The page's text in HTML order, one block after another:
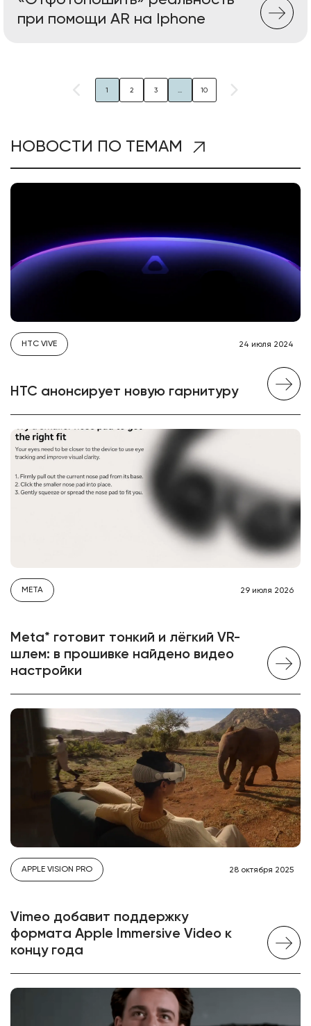
при помощи AR на Iphone
1 2 3 10
НОВОСТИ ПО ТЕМАМ
HTC VIVE 24 июля 2024
HTC анонсирует новую гарнитуру
META 29 июля 2026
Meta* готовит тонкий и лёгкий VR-
шлем: в прошивке найдено видео
настройки
APPLE VISION PRO 28 октября 2025
Vimeo добавит поддержку
формата Apple Immersive Video к
концу года